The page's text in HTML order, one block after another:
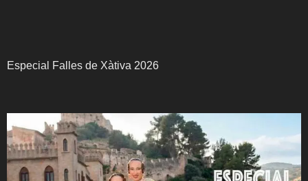
Especial Falles de Xàtiva 2026